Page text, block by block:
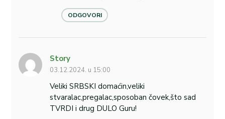
ODGOVORI
Story
03.12.2024. u 15:00
Veliki SRBSKI domaćin,veliki
stvaralac,pregalac,sposoban čovek,što sad
TVRDI i drug DULO Guru!